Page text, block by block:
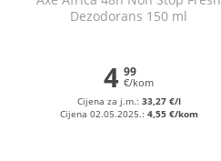
Dezodorans 150 ml
4 99
€/kom
Cijena za j.m.: 33,27 €/l
Cijena 02.05.2025.: 4,55 €/kom